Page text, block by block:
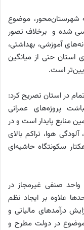
یک سال گذشته در ۱۶ جلسه شهرستان‌محور، موضوع
شده و برخلاف تصور
آموزشی، بهداشتی،
حتی از میانگین
است.
در استان تصریح کرد:
پروژه‌های عمرانی
منابع پایدار است و در
هوا، تراکم بالای
گسترده و حدود ۱۸ هزار هکتار سکونتگاه حاشیه‌ای
همچنین به وجود حدود ۲۰ هزار واحد صنفی غیرمجاز در
علاوه بر ایجاد نظم
درآمدهای مالیاتی و
موضوع در دولت مطرح و